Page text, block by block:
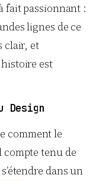
fait passionnant :
lignes de ce
clair, et
est
Design
comment le
compte tenu de
dans un